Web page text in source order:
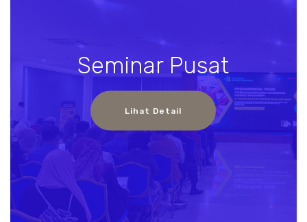
Seminar Pusat
Lihat Detail